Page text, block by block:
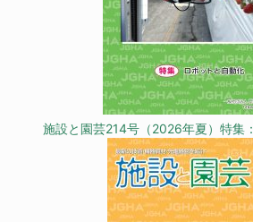
施設と園芸214号（2026年夏）特集